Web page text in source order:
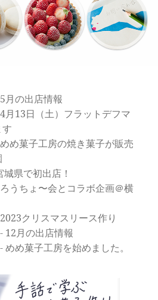
5月の出店情報
4月13日（土）フラットデフマ
めめ菓子工房の焼き菓子が販売
城県で初出店！
ろうちょ〜会とコラボ企画＠横
2023クリスマスリース作り
- 12月の出店情報
-めめ菓子工房を始めました。